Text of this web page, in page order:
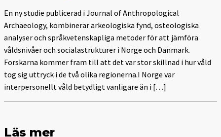
En ny studie publicerad i Journal of Anthropological
Archaeology, kombinerar arkeologiska fynd, osteologiska
analyser och språkvetenskapliga metoder för att jämföra
våldsnivåer och socialastrukturer i Norge och Danmark.
Forskarna kommer fram till att det var stor skillnad i hur våld
tog sig uttryck i de två olika regionerna.I Norge var
interpersonellt våld betydligt vanligare än i […]
Läs mer